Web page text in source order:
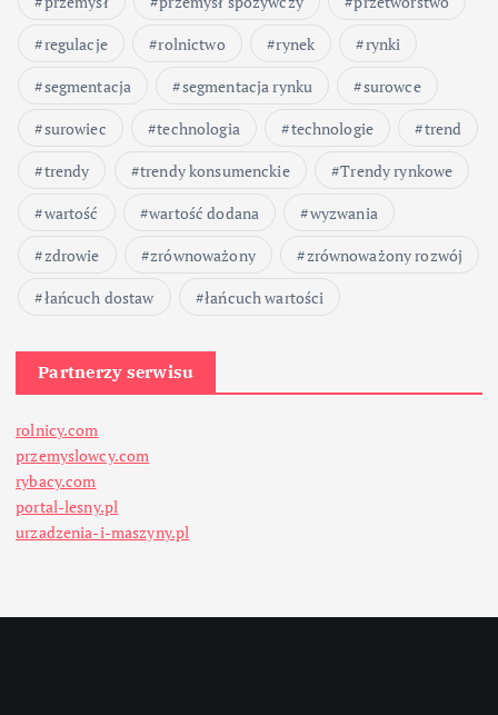
regulacje
rolnictwo rynek
rynki
segmentacja
segmentacja rynku
surowce
surowiec
technologia technologie
trend
trendy
trendy konsumenckie
Trendy rynkowe
wartość
wartość dodana
wyzwania
zdrowie
zrównoważony
zrównoważony rozwój
łańcuch dostaw
łańcuch wartości
Partnerzy serwisu
rolnicy.com
przemyslowcy.com
rybacy.com
portal-lesny.pl
urzadzenia-i-maszyny.pl